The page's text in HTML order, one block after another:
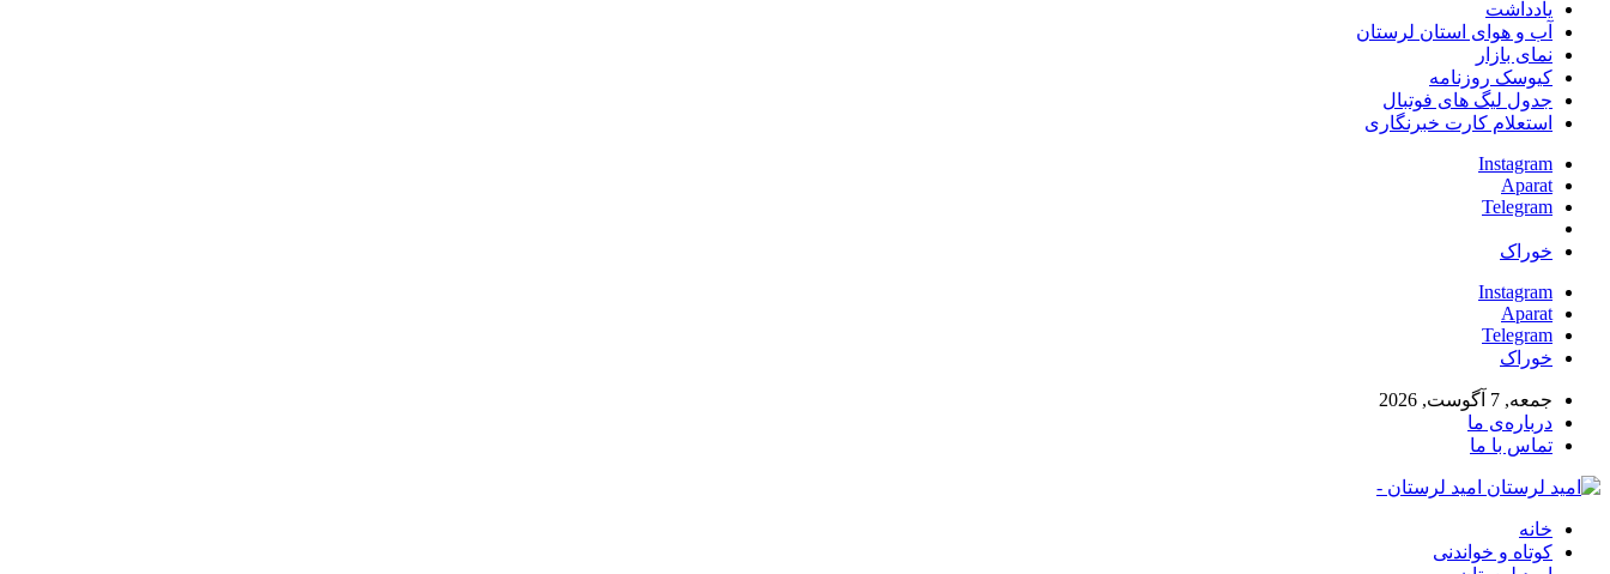
یادداشت
آب و هوای استان لرستان
نمای بازار
کیوسک روزنامه
جدول لیگ های فوتبال
استعلام کارت خبرنگاری
Instagram
Aparat
Telegram
خوراک
Instagram
Aparat
Telegram
خوراک
جمعه, 7 آگوست, 2026
درباره‌ی ما
تماس با ما
امید لرستان -
خانه
کوتاه و خواندنی